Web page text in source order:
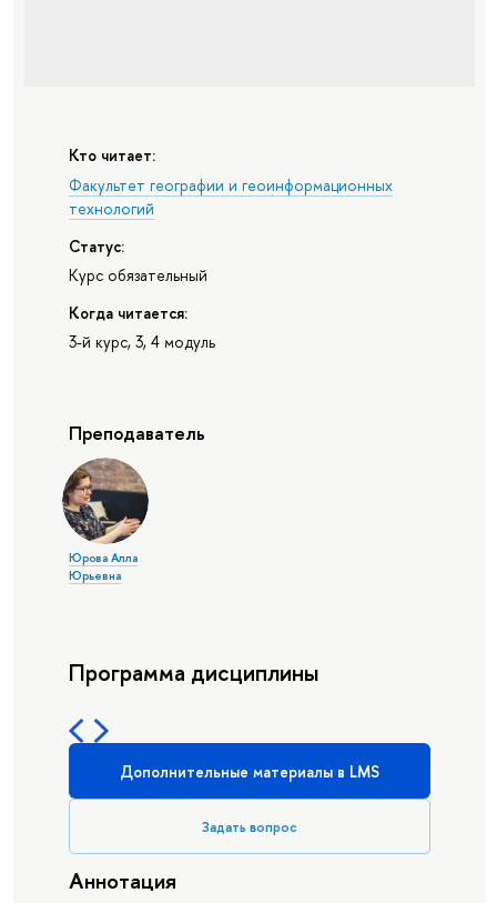
Кто читает:
Факультет географии и геоинформационных
технологий
Статус:
Курс обязательный
Когда читается:
3-й курс, 3, 4 модуль
Преподаватель
Юрова Алла
Юрьевна
Программа дисциплины
Дополнительные материалы в LMS
Задать вопрос
Аннотация